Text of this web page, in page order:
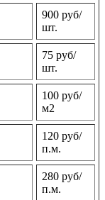
900 руб/
шт.
75 руб/
шт.
100 руб/
м2
120 руб/
п.м.
280 руб/
п.м.